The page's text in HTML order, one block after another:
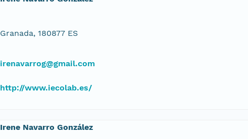
Granada, 180877 ES
irenavarrog@gmail.com
http://www.iecolab.es/
Irene Navarro González